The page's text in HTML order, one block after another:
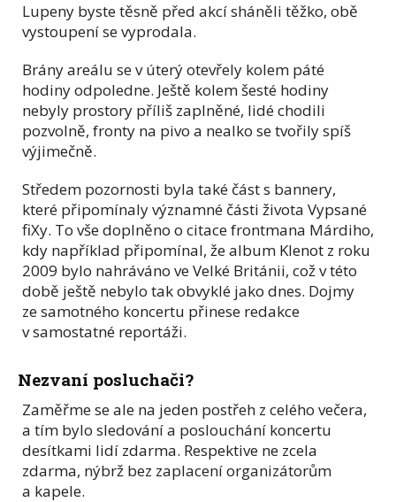
Lupeny byste těsně před akcí sháněli těžko, obě
vystoupení se vyprodala.
Brány areálu se v úterý otevřely kolem páté
hodiny odpoledne. Ještě kolem šesté hodiny
nebyly prostory příliš zaplněné, lidé chodili
pozvolně, fronty na pivo a nealko se tvořily spíš
výjimečně.
Středem pozornosti byla také část s bannery,
které připomínaly významné části života Vypsané
fiXy. To vše doplněno o citace frontmana Márdiho,
kdy například připomínal, že album Klenot z roku
2009 bylo nahráváno ve Velké Británii, což v této
době ještě nebylo tak obvyklé jako dnes. Dojmy
ze samotného koncertu přinese redakce
v samostatné reportáži.
Nezvaní posluchači?
Zaměřme se ale na jeden postřeh z celého večera,
a tím bylo sledování a poslouchání koncertu
desítkami lidí zdarma. Respektive ne zcela
zdarma, nýbrž bez zaplacení organizátorům
a kapele.